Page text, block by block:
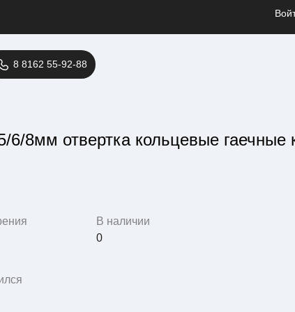
8 8162 55-92-88
8мм отвертка кольцевые гаечные
В наличии
0